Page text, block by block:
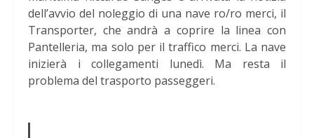
dell’avvio del noleggio di una nave ro/ro merci, il
Transporter, che andrà a coprire la linea con
Pantelleria, ma solo per il traffico merci. La nave
inizierà i collegamenti lunedì. Ma resta il
problema del trasporto passeggeri.